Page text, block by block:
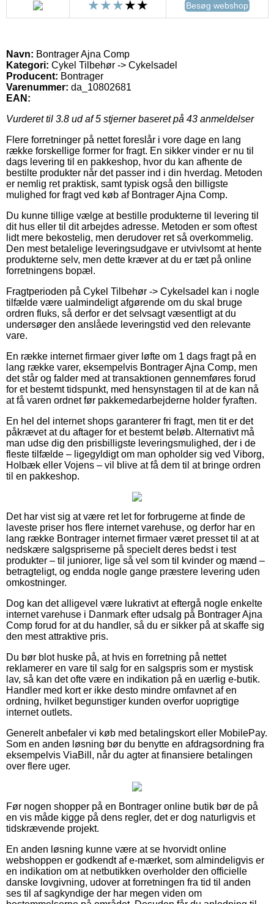
Besøg webshop
Navn: Bontrager Ajna Comp
Kategori: Cykel Tilbehør -> Cykelsadel
Producent: Bontrager
Varenummer: da_10802681
EAN:
Vurderet til 3.8 ud af 5 stjerner baseret på 43 anmeldelser
Flere forretninger på nettet foreslår i vore dage en lang
række forskellige former for fragt. En sikker vinder er nu til
dags levering til en pakkeshop, hvor du kan afhente de
bestilte produkter når det passer ind i din hverdag. Metoden
er nemlig ret praktisk, samt typisk også den billigste
mulighed for fragt ved køb af Bontrager Ajna Comp.
Du kunne tillige vælge at bestille produkterne til levering til
dit hus eller til dit arbejdes adresse. Metoden er som oftest
lidt mere bekostelig, men derudover ret så overkommelig.
Den mest betalelige leveringsudgave er utvivlsomt at hente
produkterne selv, men dette kræver at du er tæt på online
forretningens bopæl.
Fragtperioden på Cykel Tilbehør -> Cykelsadel kan i nogle
tilfælde være ualmindeligt afgørende om du skal bruge
ordren fluks, så derfor er det selvsagt væsentligt at du
undersøger den anslåede leveringstid ved den relevante
vare.
En række internet firmaer giver løfte om 1 dags fragt på en
lang række varer, eksempelvis Bontrager Ajna Comp, men
det står og falder med at transaktionen gennemføres forud
for et bestemt tidspunkt, med hensynstagen til at de kan nå
at få varen ordnet før pakkemedarbejderne holder fyraften.
En hel del internet shops garanterer fri fragt, men tit er det
påkrævet at du aftager for et bestemt beløb. Alternativt må
man udse dig den prisbilligste leveringsmulighed, der i de
fleste tilfælde – ligegyldigt om man opholder sig ved Viborg,
Holbæk eller Vojens – vil blive at få dem til at bringe ordren
til en pakkeshop.
Det har vist sig at være ret let for forbrugerne at finde de
laveste priser hos flere internet varehuse, og derfor har en
lang række Bontrager internet firmaer været presset til at at
nedskære salgspriserne på specielt deres bedst i test
produkter – til juniorer, lige så vel som til kvinder og mænd –
betragteligt, og endda nogle gange præstere levering uden
omkostninger.
Dog kan det alligevel være lukrativt at eftergå nogle enkelte
internet varehuse i Danmark efter udsalg på Bontrager Ajna
Comp forud for at du handler, så du er sikker på at skaffe sig
den mest attraktive pris.
Du bør blot huske på, at hvis en forretning på nettet
reklamerer en vare til salg for en salgspris som er mystisk
lav, så kan det ofte være en indikation på en uærlig e-butik.
Handler med kort er ikke desto mindre omfavnet af en
ordning, hvilket begunstiger kunden overfor uoprigtige
internet outlets.
Generelt anbefaler vi køb med betalingskort eller MobilePay.
Som en anden løsning bør du benytte en afdragsordning fra
eksempelvis ViaBill, når du agter at finansiere betalingen
over flere uger.
Før nogen shopper på en Bontrager online butik bør de på
en vis måde kigge på dens regler, det er dog naturligvis et
tidskrævende projekt.
En anden løsning kunne være at se hvorvidt online
webshoppen er godkendt af e-mærket, som almindeligvis er
en indikation om at netbutikken overholder den officielle
danske lovgivning, udover at forretningen fra tid til anden
ses til af sagkyndige der har megen viden om